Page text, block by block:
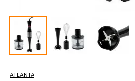
ATLANTA